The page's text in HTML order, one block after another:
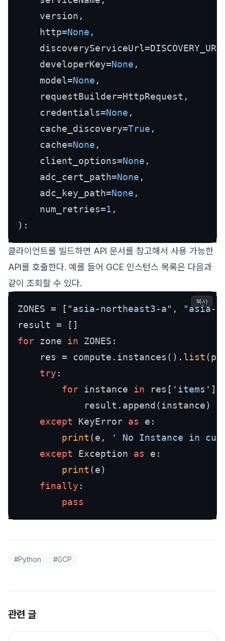
    version,
    http=
None ,
    developerKey=
None ,
    model=
None ,
    requestBuilder=HttpRequest,
    credentials=
None ,
    cache_discovery=
True ,
    cache=
None ,
    client_options=
None ,
    adc_cert_path=
None ,
    adc_key_path=
None ,
    num_retries=
1
클라이언트를 빌드하면 API 문서를 참고해서 사용 가능한
API를 호출한다. 예를 들어 GCE 인스턴스 목록은 다음과
같이 조회할 수 있다.
ZONES = [ "asia-northeast3-a" ,
"asia-
for zone in ZONES:
    res = compute.instances().
list
try :
for instance in res[ 'items' ]:
            result.append(instance)
except KeyError as e:
print (e,
' No Instance in
except Exception as e:
print (e)
finally :
pass
복사
#Python #GCP
관련 글